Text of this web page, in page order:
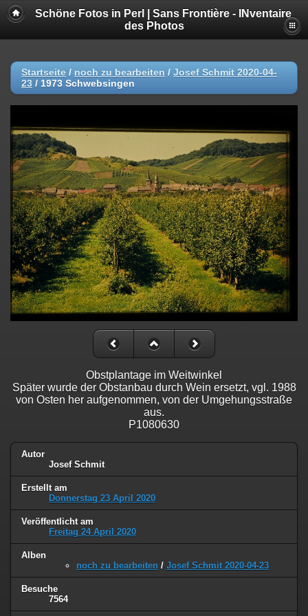
Schöne Fotos in Perl | Sans Frontière - INventaire
des Photos
Startseite / noch zu bearbeiten / Josef Schmit 2020-04-
23 / 1973 Schwebsingen
Obstplantage im Weitwinkel
Später wurde der Obstanbau durch Wein ersetzt, vgl. 1988
von Osten her aufgenommen, von der Umgehungsstraße
aus.
P1080630
Autor
Josef Schmit
Erstellt am
Donnerstag 23 April 2020
Veröffentlicht am
Freitag 24 April 2020
Alben
noch zu bearbeiten / Josef Schmit 2020-04-23
Besuche
7564